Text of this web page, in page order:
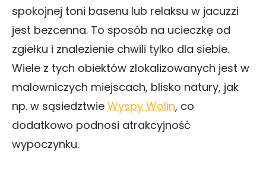
spokojnej toni basenu lub relaksu w jacuzzi
jest bezcenna. To sposób na ucieczkę od
zgiełku i znalezienie chwili tylko dla siebie.
Wiele z tych obiektów zlokalizowanych jest w
malowniczych miejscach, blisko natury, jak
np. w sąsiedztwie Wyspy Wolin, co
dodatkowo podnosi atrakcyjność
wypoczynku.